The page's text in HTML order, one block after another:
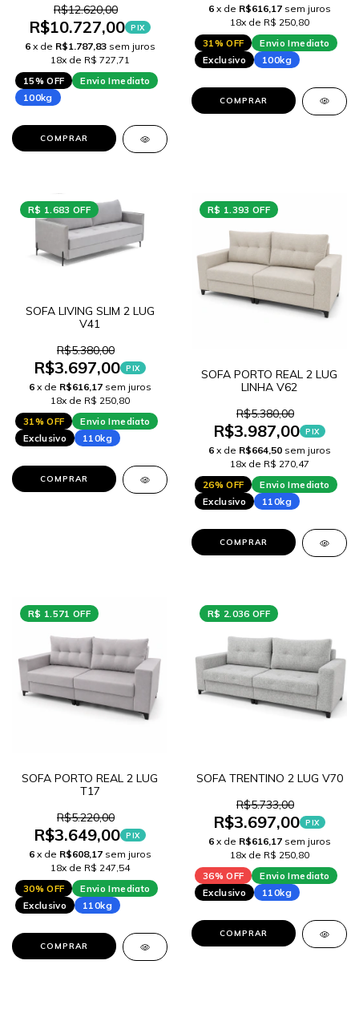
R$12.620,00
R$10.727,00 PIX
6 x de R$1.787,83 sem juros
18x de R$ 727,71
15% OFF
Envio Imediato
100kg
COMPRAR
6 x de R$616,17 sem juros
18x de R$ 250,80
31% OFF
Envio Imediato
Exclusivo
100kg
COMPRAR
R$ 1.683 OFF
SOFA LIVING SLIM 2 LUG
V41
R$5.380,00
R$3.697,00 PIX
6 x de R$616,17 sem juros
18x de R$ 250,80
31% OFF
Envio Imediato
Exclusivo
110kg
COMPRAR
R$ 1.393 OFF
SOFA PORTO REAL 2 LUG
LINHA V62
R$5.380,00
R$3.987,00 PIX
6 x de R$664,50 sem juros
18x de R$ 270,47
26% OFF
Envio Imediato
Exclusivo
110kg
COMPRAR
R$ 1.571 OFF
SOFA PORTO REAL 2 LUG
T17
R$5.220,00
R$3.649,00 PIX
6 x de R$608,17 sem juros
18x de R$ 247,54
30% OFF
Envio Imediato
Exclusivo
110kg
COMPRAR
R$ 2.036 OFF
SOFA TRENTINO 2 LUG V70
R$5.733,00
R$3.697,00 PIX
6 x de R$616,17 sem juros
18x de R$ 250,80
36% OFF
Envio Imediato
Exclusivo
110kg
COMPRAR